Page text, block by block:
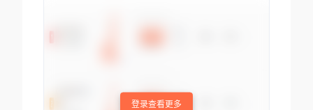
登录查看更多